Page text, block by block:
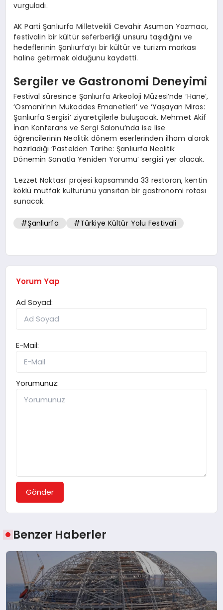
vurguladı.
AK Parti Şanlıurfa Milletvekili Cevahir Asuman Yazmacı,
festivalin bir kültür seferberliği unsuru taşıdığını ve
hedeflerinin Şanlıurfa’yı bir kültür ve turizm markası
haline getirmek olduğunu kaydetti.
Sergiler ve Gastronomi Deneyimi
Festival süresince Şanlıurfa Arkeoloji Müzesi’nde ‘Hane’,
‘Osmanlı’nın Mukaddes Emanetleri’ ve ‘Yaşayan Miras:
Şanlıurfa Sergisi’ ziyaretçilerle buluşacak. Mehmet Akif
İnan Konferans ve Sergi Salonu’nda ise lise
öğrencilerinin Neolitik dönem eserlerinden ilham alarak
hazırladığı ‘Pastelden Tarihe: Şanlıurfa Neolitik
Dönemin Sanatla Yeniden Yorumu’ sergisi yer alacak.
‘Lezzet Noktası’ projesi kapsamında 33 restoran, kentin
köklü mutfak kültürünü yansıtan bir gastronomi rotası
sunacak.
#Şanlıurfa #Türkiye Kültür Yolu Festivali
Yorum Yap
Ad Soyad:
E-Mail:
Yorumunuz:
Gönder
Benzer Haberler